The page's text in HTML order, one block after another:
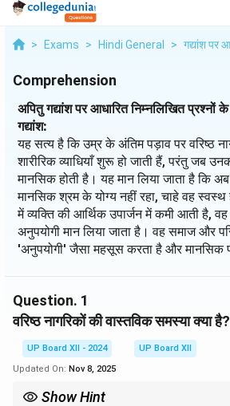
> Exams > Hindi General > गद्यांश पर
Comprehension
अपितु गद्यांश पर आधारित निम्नलिखित प्रश्नों के
गद्यांश:
यह सत्य है कि उम्र के अंतिम पड़ाव पर वरिष्ठ
शारीरिक व्याधियाँ शुरू हो जाती हैं, परंतु जब
मानसिक होती है। यह मान लिया जाता है कि
मानसिक श्रम के योग्य नहीं रहा, चाहे वह स्वस्थ
में व्यक्ति की आर्थिक उपार्जन में कमी आती है,
अनुपयोगी मान लिया जाता है। वह समाज और
'अनुपयोगी' जैसा महसूस करता है और मानसिक
Question. 1
वरिष्ठ नागरिकों की वास्तविक समस्या क्या है?
UP Board XII - 2024
UP Board XII
Updated On: Nov 8, 2025
Show Hint